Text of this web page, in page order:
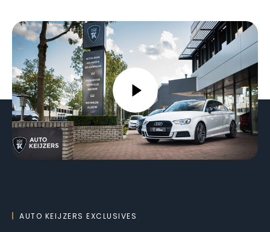
AUTO KEIJZERS EXCLUSIVES